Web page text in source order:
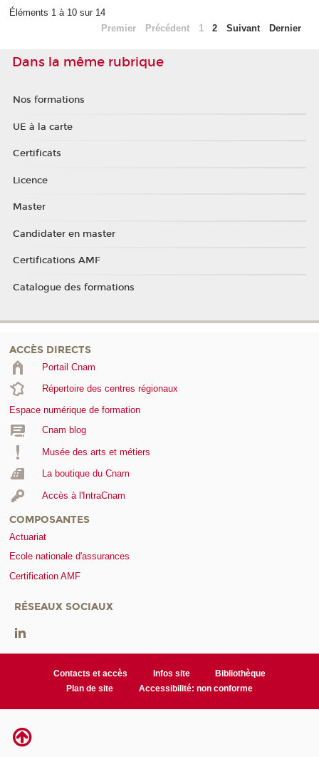
Éléments 1 à 10 sur 14
Premier
Précédent 1 2 Suivant Dernier
Dans la même rubrique
Nos formations
UE à la carte
Certificats
Licence
Master
Candidater en master
Certifications AMF
Catalogue des formations
ACCÈS DIRECTS
Portail Cnam
Répertoire des centres régionaux
Espace numérique de formation
Cnam blog
Musée des arts et métiers
La boutique du Cnam
Accès à l'IntraCnam
COMPOSANTES
Actuariat
Ecole nationale d'assurances
Certification AMF
RÉSEAUX SOCIAUX
Contacts et accès Infos site
Bibliothèque
Plan de site
Accessibilité: non conforme